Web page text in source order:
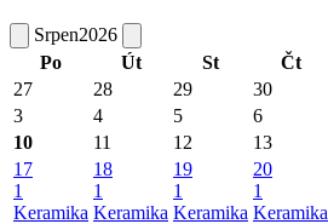
Srpen2026
Po
Út St Čt
27
28 29 30
3
4 5 6
10
11 12 13
17
1
Keramika
18
1
Keramika
19
1
Keramika
20
1
Keramika